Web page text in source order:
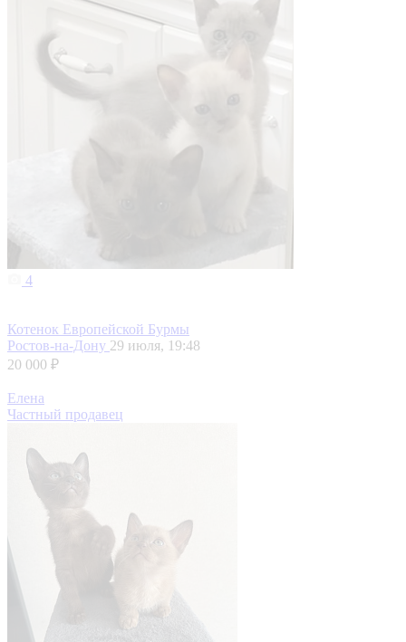
4
Котенок Европейской Бурмы
Ростов-на-Дону 29 июля, 19:48
20 000 ₽
Елена
Частный продавец